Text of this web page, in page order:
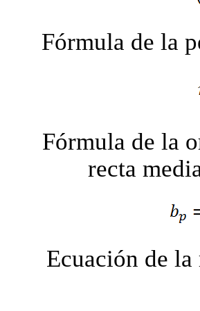
Fórmula de la
Fórmula de la
recta
Ecuación de la